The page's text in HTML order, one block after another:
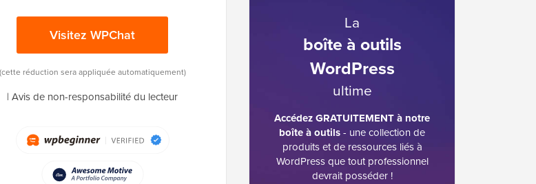
Visitez WPChat
(cette réduction sera appliquée automatiquement)
|Avis de non-responsabilité du lecteur
La
boîte à outils
WordPress
ultime
Accédez GRATUITEMENT à notre
boîte à outils- une collection de
produits et de ressources liés à
WordPress que tout professionnel
devrait posséder !